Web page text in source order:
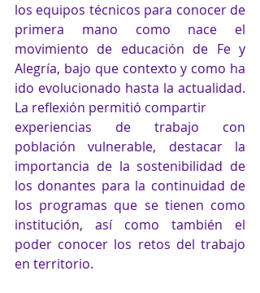
los equipos técnicos para conocer de
primera mano como nace el
movimiento de educación de Fe y
Alegría, bajo que contexto y como ha
ido evolucionado hasta la actualidad.
La reflexión permitió compartir
experiencias de trabajo con
población vulnerable, destacar la
importancia de la sostenibilidad de
los donantes para la continuidad de
los programas que se tienen como
institución, así como también el
poder conocer los retos del trabajo
en territorio.